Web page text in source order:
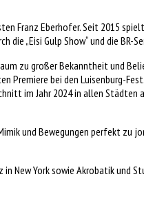
Franz Eberhofer. Seit 2015 spielt
„Eisi Gulp Show“ und die BR-
zu großer Bekanntheit und
Premiere bei den Luisenburg-
im Jahr 2024 in allen
und Bewegungen perfekt zu
in New York sowie Akrobatik und